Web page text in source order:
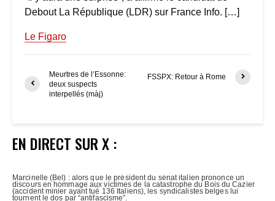
Debout La République (LDR) sur France Info. […]
Le Figaro
Meurtres de l’Essonne:
deux suspects
interpellés (màj)
FSSPX: Retour à Rome
EN DIRECT SUR X :